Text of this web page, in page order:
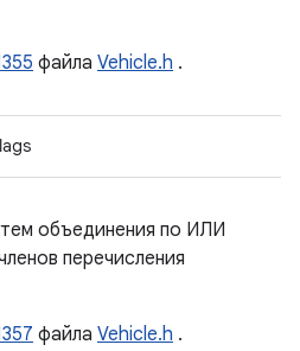
файла Vehicle.h .
объединения по ИЛИ
перечисления
файла Vehicle.h .